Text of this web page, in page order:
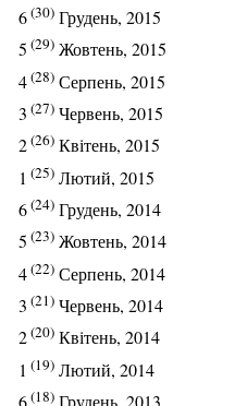
6(30) Грудень, 2015
5 (29) Жовтень, 2015
4(28) Серпень, 2015
3 (27) Червень, 2015
2(26) Квітень, 2015
1 (25) Лютий, 2015
6(24) Грудень, 2014
5 (23) Жовтень, 2014
4(22) Серпень, 2014
3 (21) Червень, 2014
2(20) Квітень, 2014
1 (19) Лютий, 2014
6(18) Грудень, 2013